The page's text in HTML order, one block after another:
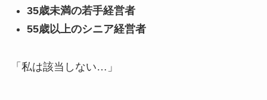
35歳未満の若手経営者
55歳以上のシニア経営者
「私は該当しない…」